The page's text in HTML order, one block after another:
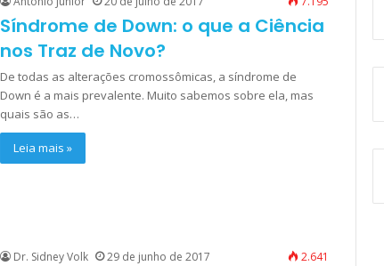
Síndrome de Down: o que a Ciência
nos Traz de Novo?
De todas as alterações cromossômicas, a síndrome de
Down é a mais prevalente. Muito sabemos sobre ela, mas
quais são as…
Leia mais »
Dr. Sidney Volk 29 de junho de 2017 2.641